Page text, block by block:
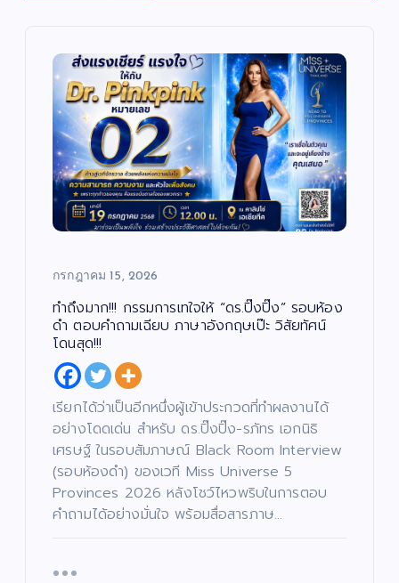
กรกฎาคม 15, 2026
ทำถึงมาก!!! กรรมการเทใจให้ “ดร.ปิ๊งปิ๊ง” รอบห้อง
ดำ ตอบคำถามเฉียบ ภาษาอังกฤษเป๊ะ วิสัยทัศน์
โดนสุด!!!
เรียกได้ว่าเป็นอีกหนึ่งผู้เข้าประกวดที่ทำผลงานได้
อย่างโดดเด่น สำหรับ ดร.ปิ๊งปิ๊ง-รภัทร เอกนิธิ
เศรษฐ์ ในรอบสัมภาษณ์ Black Room Interview
(รอบห้องดำ) ของเวที Miss Universe 5
Provinces 2026 หลังโชว์ไหวพริบในการตอบ
คำถามได้อย่างมั่นใจ พร้อมสื่อสารภาษ…